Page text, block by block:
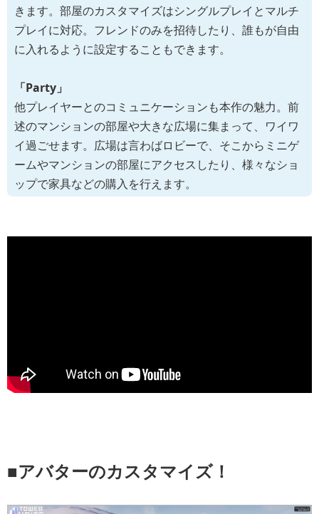
きます。部屋のカスタマイズはシングルプレイとマルチ
プレイに対応。フレンドのみを招待したり、誰もが自由
に入れるように設定することもできます。
「Party」
他プレイヤーとのコミュニケーションも本作の魅力。前
述のマンションの部屋や大きな広場に集まって、ワイワ
イ過ごせます。広場は言わばロビーで、そこからミニゲ
ームやマンションの部屋にアクセスしたり、様々なショ
ップで家具などの購入を行えます。
■アバターのカスタマイズ！